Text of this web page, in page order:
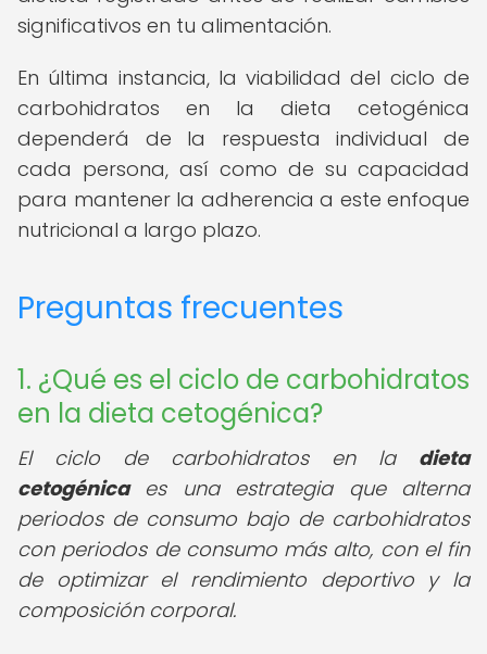
significativos en tu alimentación.
En última instancia, la viabilidad del ciclo de
carbohidratos en la dieta cetogénica
dependerá de la respuesta individual de
cada persona, así como de su capacidad
para mantener la adherencia a este enfoque
nutricional a largo plazo.
Preguntas frecuentes
1. ¿Qué es el ciclo de carbohidratos
en la dieta cetogénica?
El ciclo de carbohidratos en la dieta
cetogénicaes una estrategia que alterna
periodos de consumo bajo de carbohidratos
con periodos de consumo más alto, con el fin
de optimizar el rendimiento deportivo y la
composición corporal.